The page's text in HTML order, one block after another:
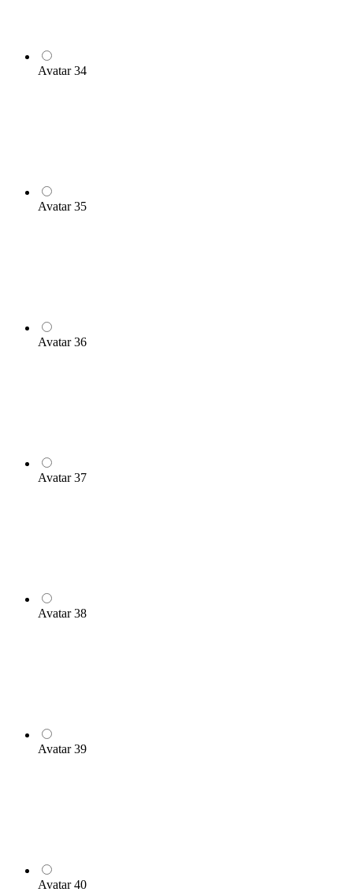
Avatar 34
Avatar 35
Avatar 36
Avatar 37
Avatar 38
Avatar 39
Avatar 40